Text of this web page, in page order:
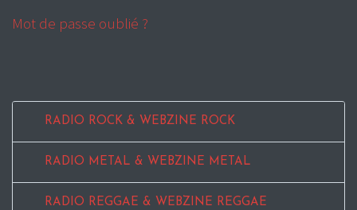
Mot de passe oublié ?
RADIO ROCK & WEBZINE ROCK
RADIO METAL & WEBZINE METAL
RADIO REGGAE & WEBZINE REGGAE